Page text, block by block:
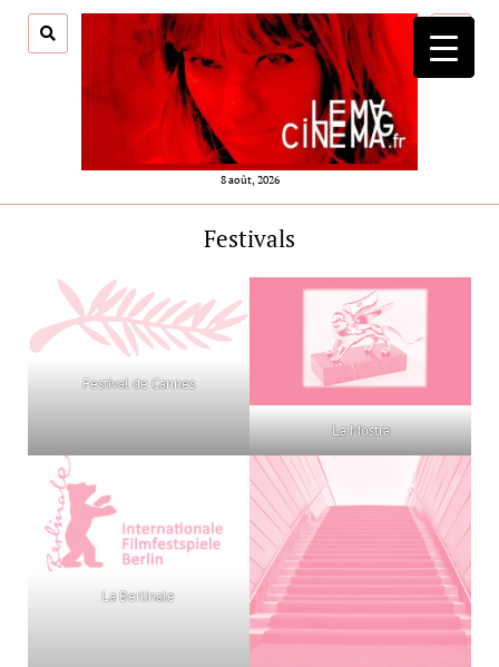
8 août, 2026
menu
Festivals
Festival de Cannes
La Mostra
La Berlinale